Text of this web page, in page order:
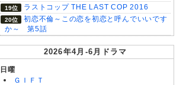
ラストコップ THE LAST COP 2016
初恋不倫～この恋を初恋と呼んでいいです
か～ 第5話
2026年4月-6月ドラマ
日曜
ＧＩＦＴ